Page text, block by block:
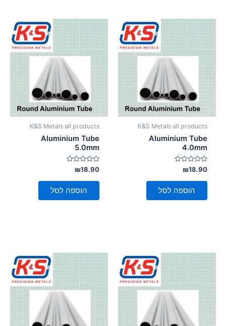
K&S Metals all products
Aluminium Tube
4.0mm
דורג
0
מתוך
₪18.90
הוספה לסל
K&S Metals all products
Aluminium Tube
5.0mm
דורג
0
מתוך
₪18.90
הוספה לסל